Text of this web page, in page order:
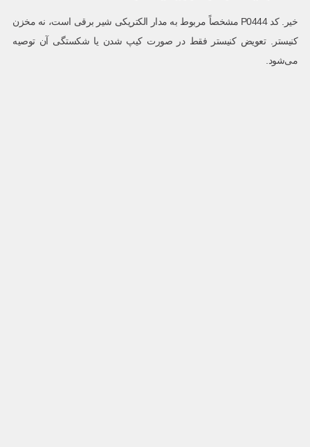
خیر. کد P0444 مشخصاً مربوط به مدار الکتریکی شیر برقی است، نه مخزن
کنیستر. تعویض کنیستر فقط در صورت کیپ شدن یا شکستگی آن توصیه
می‌شود.